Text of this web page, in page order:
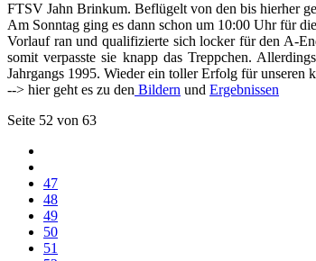
FTSV Jahn Brinkum. Beflügelt von den bis hierher
Am Sonntag ging es dann schon um 10:00 Uhr für
Vorlauf ran und qualifizierte sich locker für den A-
somit verpasste sie knapp das Treppchen.
Jahrgangs 1995. Wieder ein toller Erfolg für unseren
--> hier geht es zu den Bildern und Ergebnissen
Seite 52 von 63
47
48
49
50
51